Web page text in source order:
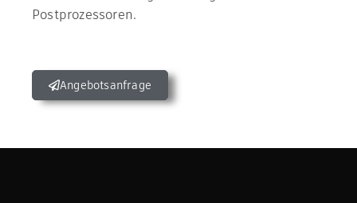
Postprozessoren.
Angebotsanfrage